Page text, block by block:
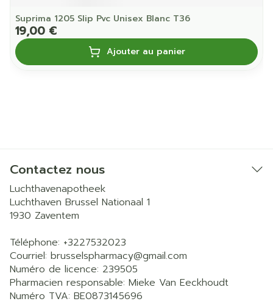
Suprima 1205 Slip Pvc Unisex Blanc T36
19,00 €
Ajouter au panier
Contactez nous
Luchthavenapotheek
Luchthaven Brussel Nationaal 1
1930 Zaventem
Téléphone: +3227532023
Courriel: brusselspharmacy@gmail.com
Numéro de licence: 239505
Pharmacien responsable: Mieke Van Eeckhoudt
Numéro TVA: BE0873145696